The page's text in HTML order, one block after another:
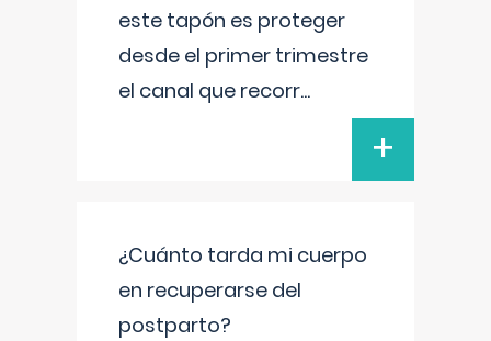
este tapón es proteger
desde el primer trimestre
el canal que recorr...
+
¿Cuánto tarda mi cuerpo
en recuperarse del
postparto?